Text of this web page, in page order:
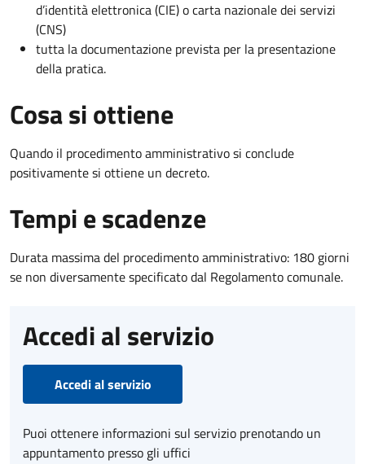
d’identità elettronica (CIE) o carta nazionale dei servizi
(CNS)
tutta la documentazione prevista per la presentazione
della pratica.
Cosa si ottiene
Quando il procedimento amministrativo si conclude
positivamente si ottiene un decreto.
Tempi e scadenze
Durata massima del procedimento amministrativo: 180 giorni
se non diversamente specificato dal Regolamento comunale.
Accedi al servizio
Accedi al servizio
Puoi ottenere informazioni sul servizio prenotando un
appuntamento presso gli uffici